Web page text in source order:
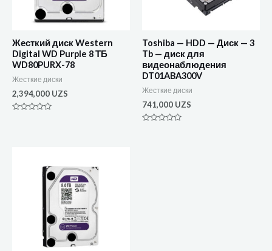
Жесткий диск Western
Digital WD Purple 8 ТБ
WD80PURX-78
Жесткие диски
2,394,000 UZS
Toshiba — HDD — Диск — 3
Tb — диск для
видеонаблюдения
DT01ABA300V
Жесткие диски
741,000 UZS